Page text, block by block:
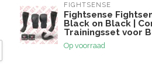
FIGHTSENSE
Fightsense
Black on Black |
Trainingsset voor
Op voorraad